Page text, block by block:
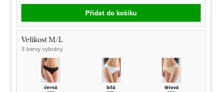
Přidat do košíku
Velikost M/L
3 barvy vybrány
černá bílá tělová